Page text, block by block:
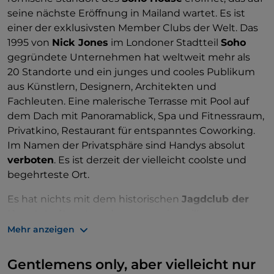
übernachten, sich treffen, dinieren oder im obersten
Stockwerk in der sprudelndenSocialista Lounge
einen Drink nehmen kann.
seine nächste Eröffnung in Mailand wartet. Es ist
einer der exklusivsten Member Clubs der Welt. Das
1995 von Nick Jones im Londoner Stadtteil Soho
gegründete Unternehmen hat weltweit mehr als
20 Standorte und ein junges und cooles Publikum
aus Künstlern, Designern, Architekten und
Fachleuten. Eine malerische Terrasse mit Pool auf
dem Dach mit Panoramablick, Spa und Fitnessraum,
Privatkino, Restaurant für entspanntes Coworking.
Im Namen der Privatsphäre sind Handys absolut
verboten. Es ist derzeit der vielleicht coolste und
begehrteste Ort.
Es hat nichts mit dem historischen Jagdclub der
Mitgliedern eine ganze Reihe von gekrönten
Aristokratie besucht wird . Dieser 1922 gegründete
Mehr anzeigen
Gentlemens only, aber vielleicht nur